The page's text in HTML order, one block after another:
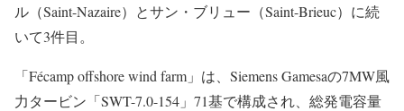
ル（Saint-Nazaire）とサン・ブリュー（Saint-Brieuc）に続
いて3件目。
「Fécamp offshore wind farm」は、Siemens Gamesaの7MW風
力タービン「SWT-7.0-154」71基で構成され、総発電容量